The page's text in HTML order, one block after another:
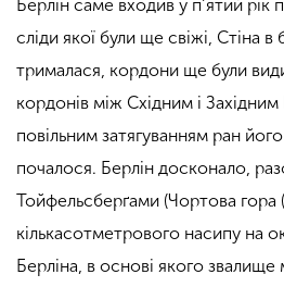
Берлін саме входив у п’ятий рік
сліди якої були ще свіжі, Стіна
трималася, кордони ще були
кордонів між Східним і
повільним затягуванням ран
почалося. Берлін досконало,
Тойфельсберґами (Чортова гора (
кількасотметрового насипу на
Берліна, в основі якого звалище